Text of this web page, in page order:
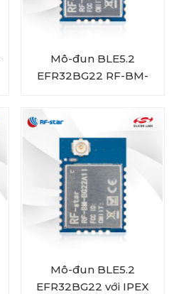
Mô-đun BLE5.2
EFR32BG22 RF-BM-
Mô-đun BLE5.2
EFR32BG22 với IPEX